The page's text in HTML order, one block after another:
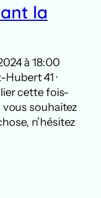
la
à 18:00
41 ·
cette fois-
vous souhaitez
n’hésitez